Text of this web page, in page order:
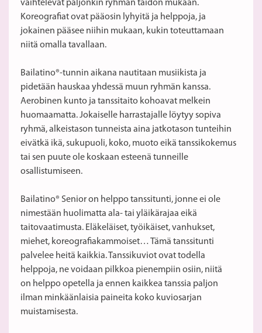
vaihtelevat paljonkin ryhmän taidon mukaan.
Koreografiat ovat pääosin lyhyitä ja helppoja, ja
jokainen pääsee niihin mukaan, kukin toteuttamaan
niitä omalla tavallaan.
Bailatino®-tunnin aikana nautitaan musiikista ja
pidetään hauskaa yhdessä muun ryhmän kanssa.
Aerobinen kunto ja tanssitaito kohoavat melkein
huomaamatta. Jokaiselle harrastajalle löytyy sopiva
ryhmä, alkeistason tunneista aina jatkotason tunteihin
eivätkä ikä, sukupuoli, koko, muoto eikä tanssikokemus
tai sen puute ole koskaan esteenä tunneille
osallistumiseen.
Bailatino® Senior on helppo tanssitunti, jonne ei ole
nimestään huolimatta ala- tai yläikärajaa eikä
taitovaatimusta. Eläkeläiset, työikäiset, vanhukset,
miehet, koreografiakammoiset… Tämä tanssitunti
palvelee heitä kaikkia. Tanssikuviot ovat todella
helppoja, ne voidaan pilkkoa pienempiin osiin, niitä
on helppo opetella ja ennen kaikkea tanssia paljon
ilman minkäänlaisia paineita koko kuviosarjan
muistamisesta.